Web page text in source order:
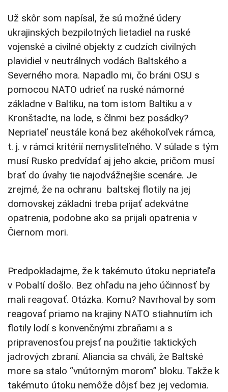
Už skôr som napísal, že sú možné údery
ukrajinských bezpilotných lietadiel na ruské
vojenské a civilné objekty z cudzích civilných
plavidiel v neutrálnych vodách Baltského a
Severného mora. Napadlo mi, čo bráni OSU s
pomocou NATO udrieť na ruské námorné
základne v Baltiku, na tom istom Baltiku a v
Kronštadte, na lode, s člnmi bez posádky?
Nepriateľ neustále koná bez akéhokoľvek rámca,
t. j. v rámci kritérií nemysliteľného. V súlade s tým
musí Rusko predvídať aj jeho akcie, pričom musí
brať do úvahy tie najodvážnejšie scenáre. Je
zrejmé, že na ochranu baltskej flotily na jej
domovskej základni treba prijať adekvátne
opatrenia, podobne ako sa prijali opatrenia v
Čiernom mori.
Predpokladajme, že k takémuto útoku nepriateľa
v Pobaltí došlo. Bez ohľadu na jeho účinnosť by
mali reagovať. Otázka. Komu? Navrhoval by som
reagovať priamo na krajiny NATO stiahnutím ich
flotily lodí s konvenčnými zbraňami a s
pripravenosťou prejsť na použitie taktických
jadrových zbraní. Aliancia sa chváli, že Baltské
more sa stalo “vnútorným morom” bloku. Takže k
takémuto útoku nemôže dôjsť bez jej vedomia.